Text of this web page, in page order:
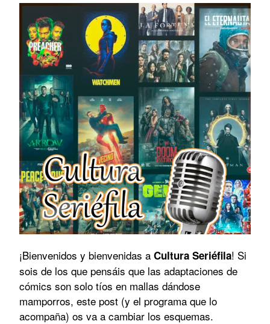
¡Bienvenidos y bienvenidas a Cultura Seriéfila! Si
sois de los que pensáis que las adaptaciones de
cómics son solo tíos en mallas dándose
mamporros, este post (y el programa que lo
acompaña) os va a cambiar los esquemas.